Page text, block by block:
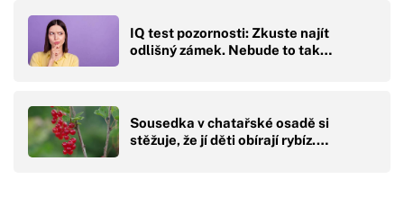
IQ test pozornosti: Zkuste najít
odlišný zámek. Nebude to tak…
Sousedka v chatařské osadě si
stěžuje, že jí děti obírají rybíz.…